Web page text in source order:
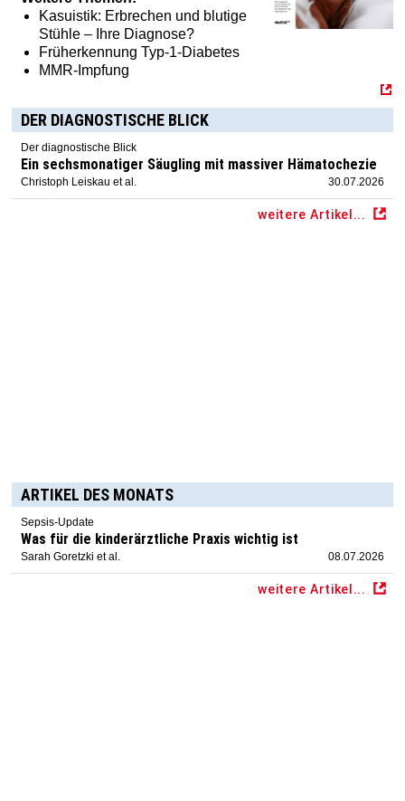
Kasuistik: Erbrechen und blutige
Stühle – Ihre Diagnose?
Früherkennung Typ-1-Diabetes
MMR-Impfung
DER DIAGNOSTISCHE BLICK
Der diagnostische Blick
Ein sechsmonatiger Säugling mit massiver Hämatochezie
Christoph Leiskau et al. 30.07.2026
weitere Artikel...
ARTIKEL DES MONATS
Sepsis-Update
Was für die kinderärztliche Praxis wichtig ist
Sarah Goretzki et al. 08.07.2026
weitere Artikel...